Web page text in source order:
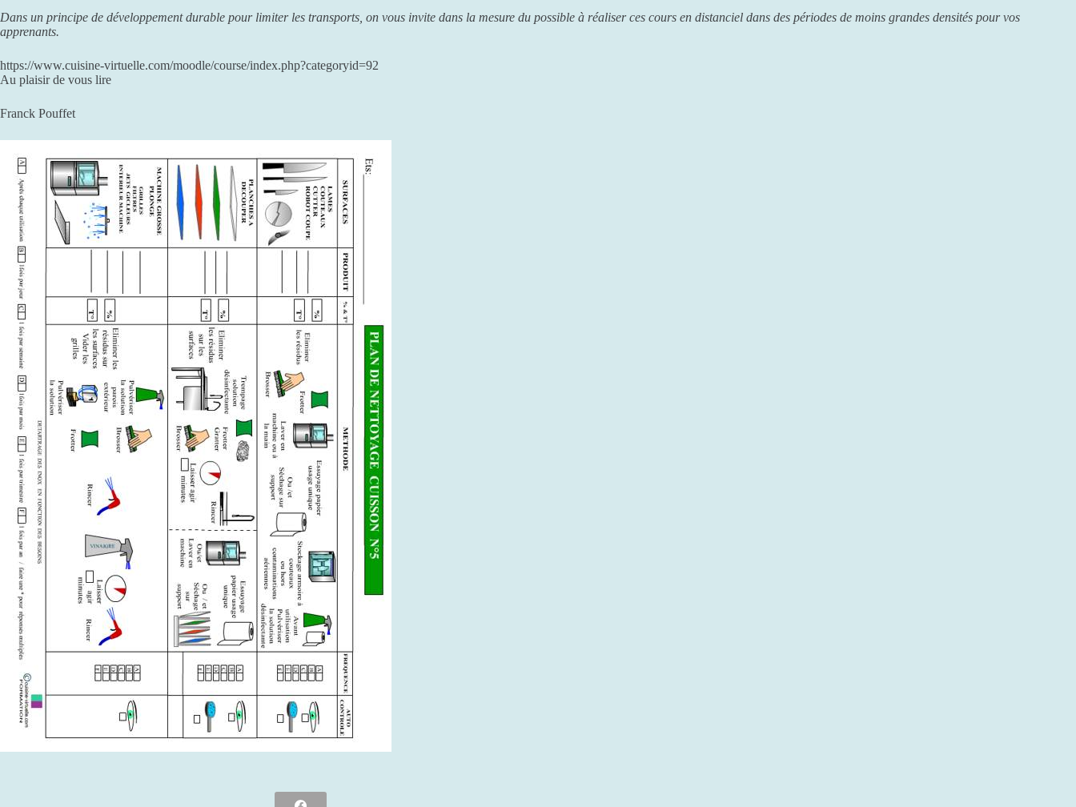
Dans un principe de développement durable pour limiter les transports, on vous invite dans la mesure du possible à réaliser ces cours en distanciel dans des périodes de moins grandes densités pour vos
apprenants.
https://www.cuisine-virtuelle.com/moodle/course/index.php?categoryid=92
Au plaisir de vous lire
Franck Pouffet